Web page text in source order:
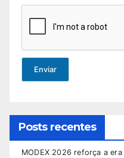
Enviar
Posts recentes
MODEX 2026 reforça a